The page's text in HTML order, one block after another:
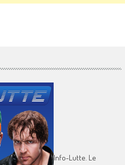
Info-Lutte. Le